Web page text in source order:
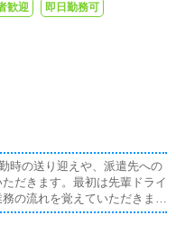
歓迎 即日勤務可
時の送り迎えや、派遣先への
だきます。最初は先輩ドライ
の流れを覚えていただきます
て働けます。